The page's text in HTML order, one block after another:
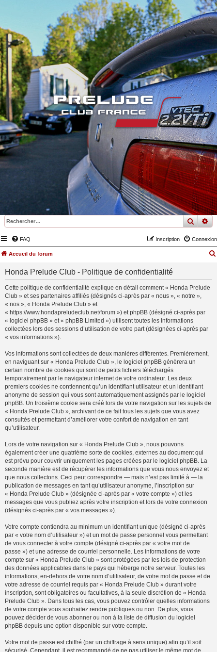
FAQ Connexion
Inscription
Accueil du forum
Honda Prelude Club - Politique de confidentialité
Cette politique de confidentialité explique en détail comment « Honda Prelude
Club » et ses partenaires affiliés (désignés ci-après par « nous », « notre »,
« nos », « Honda Prelude Club » et
« https://www.hondapreludeclub.net/forum ») et phpBB (désigné ci-après par
« logiciel phpBB » et « phpBB Limited ») utilisent toutes les informations
collectées lors des sessions d’utilisation de votre part (désignées ci-après par
« vos informations »).
Vos informations sont collectées de deux manières différentes. Premièrement,
en naviguant sur « Honda Prelude Club », le logiciel phpBB génèrera un
certain nombre de cookies qui sont de petits fichiers téléchargés
temporairement par le navigateur internet de votre ordinateur. Les deux
premiers cookies ne contiennent qu’un identifiant utilisateur et un identifiant
anonyme de session qui vous sont automatiquement assignés par le logiciel
phpBB. Un troisième cookie sera créé lors de votre navigation sur les sujets de
« Honda Prelude Club », archivant de ce fait tous les sujets que vous avez
consultés et permettant d’améliorer votre confort de navigation en tant
qu’utilisateur.
Lors de votre navigation sur « Honda Prelude Club », nous pouvons
également créer une quatrième sorte de cookies, externes au document qui
est prévu pour couvrir uniquement les pages créées par le logiciel phpBB. La
seconde manière est de récupérer les informations que vous nous envoyez et
que nous collectons. Ceci peut correspondre — mais n’est pas limité à — la
publication de messages en tant qu’utilisateur anonyme, l’inscription sur
« Honda Prelude Club » (désignée ci-après par « votre compte ») et les
messages que vous publiez après votre inscription et lors de votre connexion
(désignés ci-après par « vos messages »).
Votre compte contiendra au minimum un identifiant unique (désigné ci-après
par « votre nom d’utilisateur ») et un mot de passe personnel vous permettant
de vous connecter à votre compte (désigné ci-après par « votre mot de
passe ») et une adresse de courriel personnelle. Les informations de votre
compte sur « Honda Prelude Club » sont protégées par les lois de protection
des données applicables dans le pays qui héberge notre serveur. Toutes les
informations, en-dehors de votre nom d’utilisateur, de votre mot de passe et de
votre adresse de courriel requis par « Honda Prelude Club » durant votre
inscription, sont obligatoires ou facultatives, à la seule discrétion de « Honda
Prelude Club ». Dans tous les cas, vous pouvez contrôler quelles informations
de votre compte vous souhaitez rendre publiques ou non. De plus, vous
pouvez décider de vous abonner ou non à la liste de diffusion du logiciel
phpBB depuis une option disponible sur votre compte.
Votre mot de passe est chiffré (par un chiffrage à sens unique) afin qu’il soit
sécurisé. Cependant, il est recommandé de ne pas utiliser le même mot de